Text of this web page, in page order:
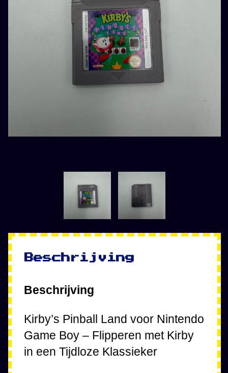
Beschrijving
Beschrijving
Kirby’s Pinball Land voor Nintendo
Game Boy – Flipperen met Kirby
in een Tijdloze Klassieker